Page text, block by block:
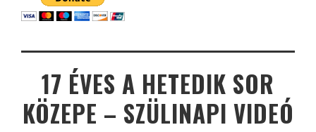
17 ÉVES A HETEDIK SOR
KÖZEPE – SZÜLINAPI VIDEÓ